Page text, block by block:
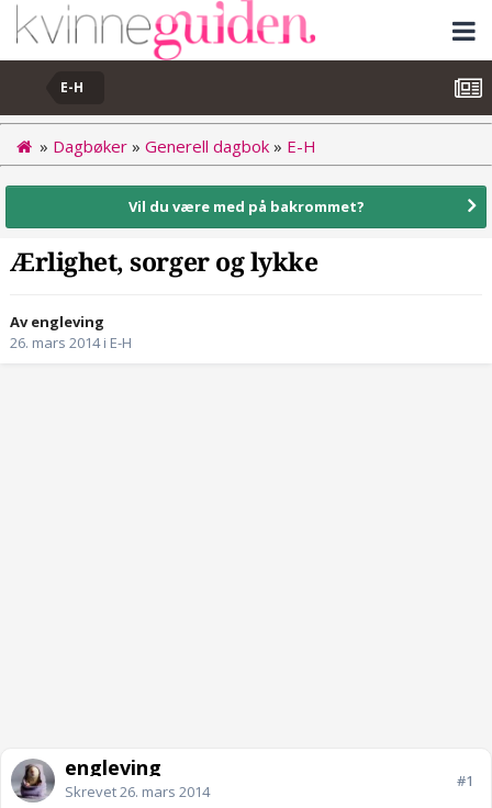
E-H
» Dagbøker » Generell dagbok » E-H
Vil du være med på bakrommet?
Ærlighet, sorger og lykke
Av engleving
26. mars 2014i E-H
engleving
Skrevet26. mars 2014
#1